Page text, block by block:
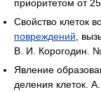
приоритетом от
Свойство клеток
повреждений ,
В. И. Корогодин. №
Явление
деления клеток.